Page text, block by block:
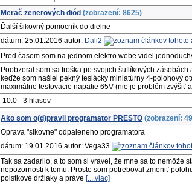
Merač zenerových diód (zobrazení: 8625)
Ďalší šikovný pomocník do dielne
dátum: 25.01.2016 autor: Dali2
Pred časom som na jednom elektro webe videl
Poobzeral som sa troška po svojich šuflíkových
keďže som našiel pekný teslácky miniatúrny 4-polohový
maximálne testovacie napätie 65V (nie je problém zvýšiť
10.0 - 3 hlasov
Ako som o(d)pravil programator PRESTO (zobrazení:
Oprava "sikovne" odpaleneho programatora
dátum: 19.01.2016 autor: Vega33
Tak sa zadarilo, a to som si vravel, že mne sa to nemôže
nepozornosti k tomu. Proste som potreboval zmeniť
poistkové držiaky a práve [....viac]